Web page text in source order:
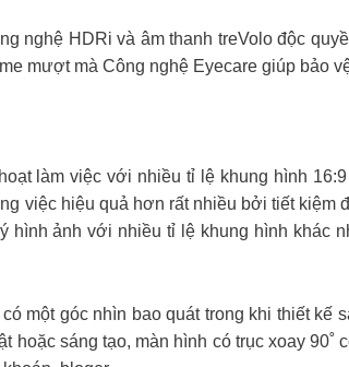
nghệ HDRi và âm thanh treVolo độc
mượt mà Công nghệ Eyecare giúp bảo
làm việc với nhiều tỉ lệ khung hình
việc hiệu quả hơn rất nhiều bởi tiết kiệm
ảnh với nhiều tỉ lệ khung hình khác
một góc nhìn bao quát trong khi thiết kế
sáng tạo, màn hình có trục xoay